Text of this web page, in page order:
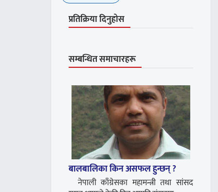
प्रतिक्रिया दिनुहोस
सम्बन्धित समाचारहरू
बालबालिका किन असफल हुन्छन् ?
नेपाली काँग्रेसका महामन्त्री तथा सांसद